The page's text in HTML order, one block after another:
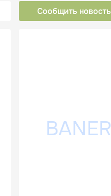
Сообщить новость